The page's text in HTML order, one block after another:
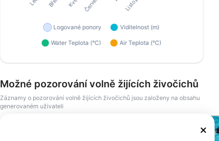
Možné pozorování volně žijících živočichů
Záznamy o pozorování volně žijících živočichů jsou založeny na obsahu
generovaném uživateli